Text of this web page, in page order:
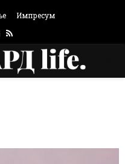
Импресум
Rss